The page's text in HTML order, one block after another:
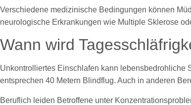
Verschiedene medizinische Bedingungen können
neurologische Erkrankungen wie Multiple Sklerose
Wann wird
Unkontrolliertes Einschlafen kann lebensbedrohliche
entsprechen 40 Metern Blindflug. Auch in anderen
Beruflich leiden Betroffene unter